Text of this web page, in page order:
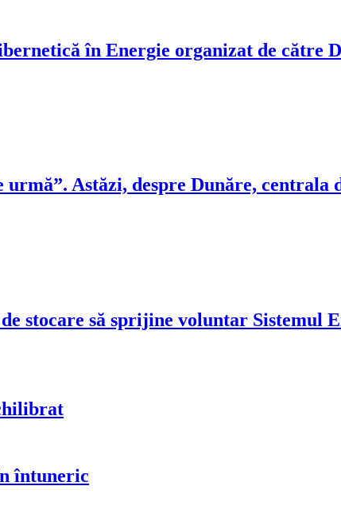
în Energie organizat de către
Astăzi, despre Dunăre, centrala
stocare să sprijine voluntar
întuneric